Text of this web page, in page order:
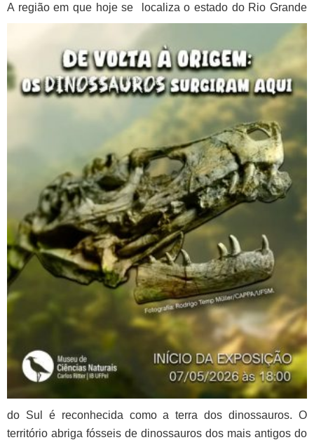
A região em que hoje se localiza o estado do Rio Grande
do Sul é reconhecida como a terra dos dinossauros. O
território abriga fósseis de dinossauros dos mais antigos do